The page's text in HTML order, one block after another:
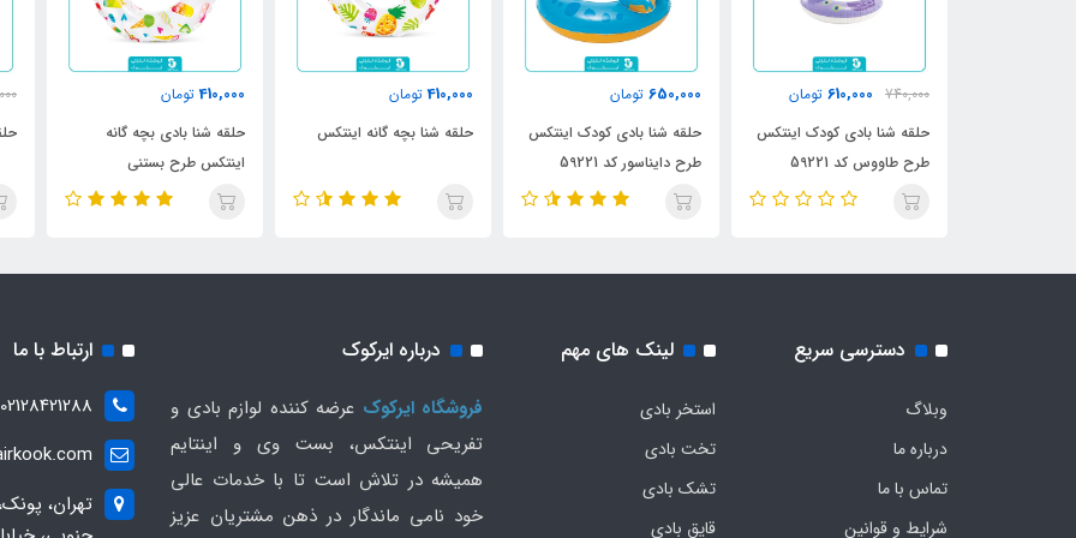
650,000 تومان
حلقه شنا بادی کودک اینتکس
طرح دایناسور کد 59221
410,000 تومان
حلقه شنا بچه گانه اینتکس
410,000 تومان
حلقه شنا بادی بچه گانه
760,000
610,000
حلقه شنا اینتکس کد 59256
دسترسی سریع
وبلاگ
درباره ما
تماس با ما
شرایط و قوانین
لینک های مهم
استخر بادی
تخت بادی
تشک بادی
قایق بادی
درباره ایرکوک
فروشگاه ایرکوک عرضه کننده لوازم بادی و
تفریحی اینتکس، بست وی و اینتایم
همیشه در تلاش است تا با خدمات عالی
خود نامی ماندگار در ذهن مشتریان عزیز
ارتباط با ما
02128421288
تهران،